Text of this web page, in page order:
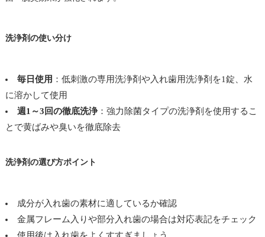
洗浄剤の使い分け
毎日使用 ：低刺激の専用洗浄剤や入れ歯用洗浄剤を1錠、水
に溶かして使用
週1～3回の徹底洗浄：強力除菌タイプの洗浄剤を使用するこ
とで黄ばみや臭いを徹底除去
洗浄剤の選び方ポイント
成分が入れ歯の素材に適しているか確認
金属フレーム入りや部分入れ歯の場合は対応表記をチェック
使用後は入れ歯をよくすすぎましょう